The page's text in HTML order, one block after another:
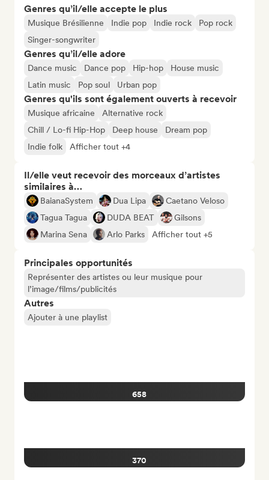
Genres qu’il/elle accepte le plus
Musique Brésilienne Indie pop Indie rock
Pop rock
Singer-songwriter
Genres qu’il/elle adore
Dance music Dance pop Hip-hop
House music
Latin music
Pop soul Urban pop
Genres qu'ils sont également ouverts à recevoir
Musique africaine
Alternative rock
Chill / Lo-fi Hip-Hop
Deep house
Dream pop
Indie folk
Afficher tout +4
Il/elle veut recevoir des morceaux d’artistes
similaires à…
BaianaSystem Dua Lipa
Caetano Veloso
Tagua Tagua
DUDA BEAT
Gilsons
Marina Sena
Arlo Parks Afficher tout +5
Principales opportunités
Représenter des artistes ou leur musique pour
l’image/films/publicités
Autres
Ajouter à une playlist
658
370